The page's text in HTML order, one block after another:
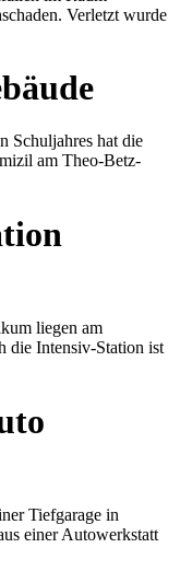
Verletzt wurde
Schuljahres hat die
am Theo-Betz-
liegen am
die Intensiv-Station ist
Tiefgarage in
einer Autowerkstatt